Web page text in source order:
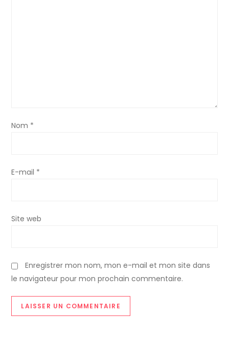
l
a
t
c
l
e
Nom *
E-mail *
Site web
Enregistrer mon nom, mon e-mail et mon site dans
le navigateur pour mon prochain commentaire.